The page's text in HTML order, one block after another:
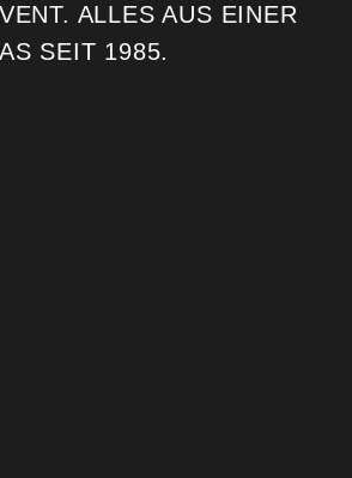
ALLES AUS EINER
SEIT 1985.